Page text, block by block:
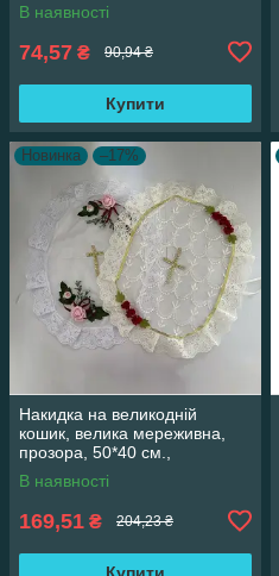
В наявності
74,57 ₴ 90,94 ₴
Купити
Новинка –17%
Накидка на великодній
кошик, велика мереживна,
прозора, 50*40 см.,
асортимент
В наявності
169,51 ₴ 204,23 ₴